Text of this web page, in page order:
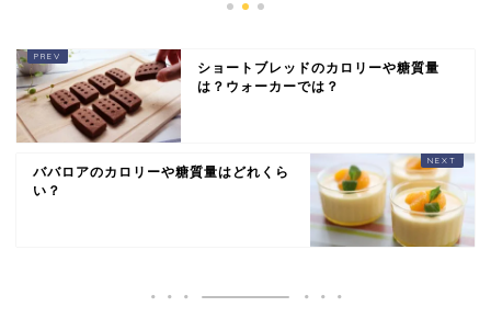
ショートブレッドのカロリーや糖質量
は？ウォーカーでは？
ババロアのカロリーや糖質量はどれくら
い？